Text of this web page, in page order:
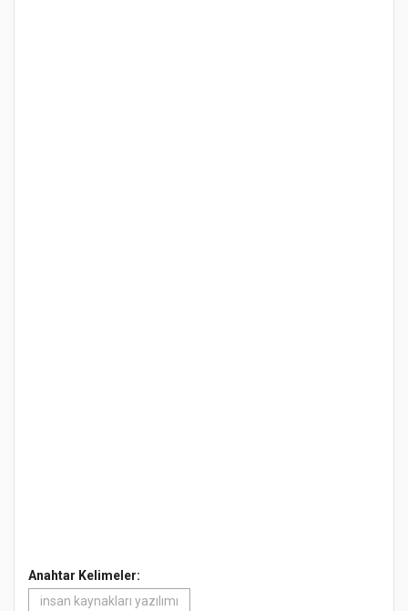
Anahtar Kelimeler:
insan kaynakları yazılımı